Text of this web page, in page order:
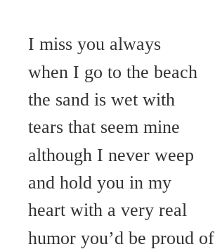
I miss you always
when I go to the beach
the sand is wet with
tears that seem mine
although I never weep
and hold you in my
heart with a very real
humor you’d be proud of